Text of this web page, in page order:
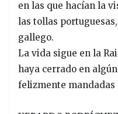
en las que hacían la
las tollas
gallego.
La vida sigue en la
haya cerrado en
felizmente mandadas